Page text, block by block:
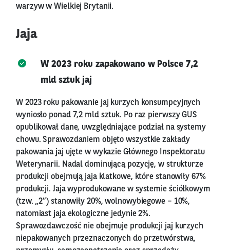
warzyw w Wielkiej Brytanii.
Jaja
W 2023 roku zapakowano w Polsce 7,2
mld sztuk jaj
W 2023 roku pakowanie jaj kurzych konsumpcyjnych
wyniosło ponad 7,2 mld sztuk. Po raz pierwszy GUS
opublikował dane, uwzględniające podział na systemy
chowu. Sprawozdaniem objęto wszystkie zakłady
pakowania jaj ujęte w wykazie Głównego Inspektoratu
Weterynarii. Nadal dominującą pozycję, w strukturze
produkcji obejmują jaja klatkowe, które stanowiły 67%
produkcji. Jaja wyprodukowane w systemie ściółkowym
(tzw. „2”) stanowiły 20%, wolnowybiegowe – 10%,
natomiast jaja ekologiczne jedynie 2%.
Sprawozdawczość nie obejmuje produkcji jaj kurzych
niepakowanych przeznaczonych do przetwórstwa,